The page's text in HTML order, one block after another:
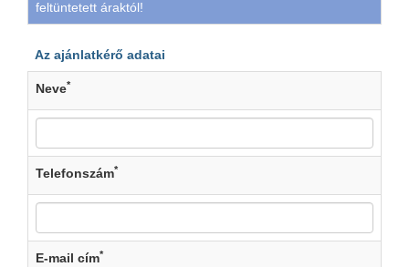
feltüntetett áraktól!
Az ajánlatkérő adatai
Neve*
Telefonszám*
E-mail cím*